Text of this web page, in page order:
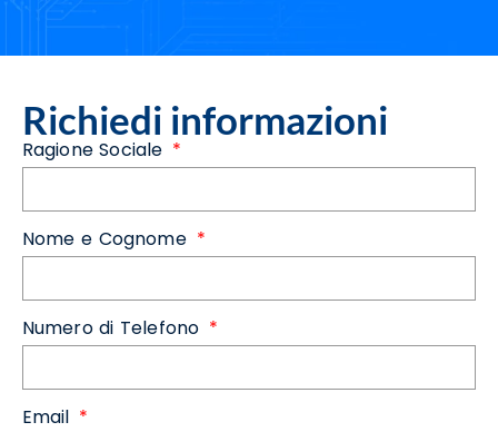
Richiedi informazioni
Ragione Sociale
Nome e Cognome
Numero di Telefono
Email